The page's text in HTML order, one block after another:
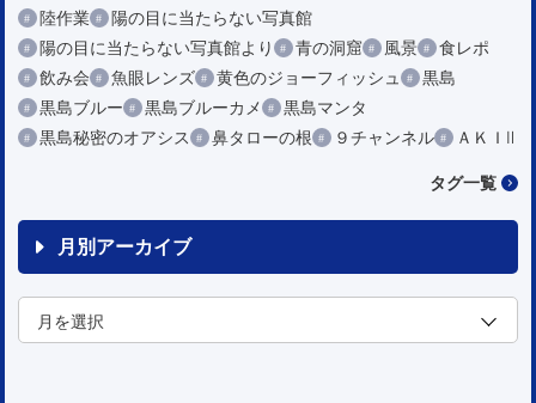
陸作業
陽の目に当たらない写真館
陽の目に当たらない写真館より
青の洞窟 風景
食レポ
飲み会
魚眼レンズ 黄色のジョーフィッシュ
黒島
黒島ブルー
黒島ブルーカメ
黒島マンタ
黒島秘密のオアシス
鼻タローの根 ９チャンネル ＡＫＩⅡ
タグ一覧
月別アーカイブ